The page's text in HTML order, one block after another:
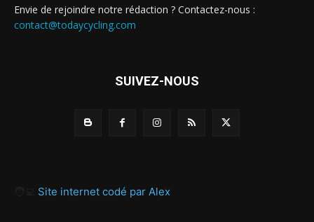
Envie de rejoindre notre rédaction ? Contactez-nous :
contact@todaycycling.com
SUIVEZ-NOUS
Site internet codé par Alex